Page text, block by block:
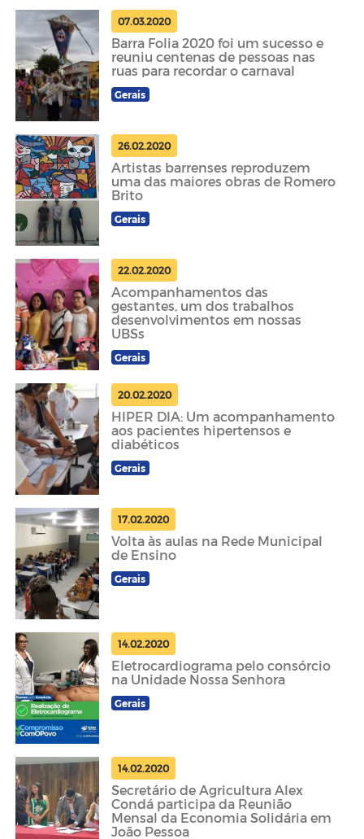
07.03.2020
Barra Folia 2020 foi um sucesso e
reuniu centenas de pessoas nas
ruas para recordar o carnaval
Gerais
26.02.2020
Artistas barrenses reproduzem
uma das maiores obras de Romero
Brito
Gerais
22.02.2020
Acompanhamentos das
gestantes, um dos trabalhos
desenvolvimentos em nossas
UBSs
Gerais
20.02.2020
HIPER DIA: Um acompanhamento
aos pacientes hipertensos e
diabéticos
Gerais
17.02.2020
Volta às aulas na Rede Municipal
de Ensino
Gerais
14.02.2020
Eletrocardiograma pelo consórcio
na Unidade Nossa Senhora
Gerais
14.02.2020
Secretário de Agricultura Alex
Condá participa da Reunião
Mensal da Economia Solidária em
João Pessoa